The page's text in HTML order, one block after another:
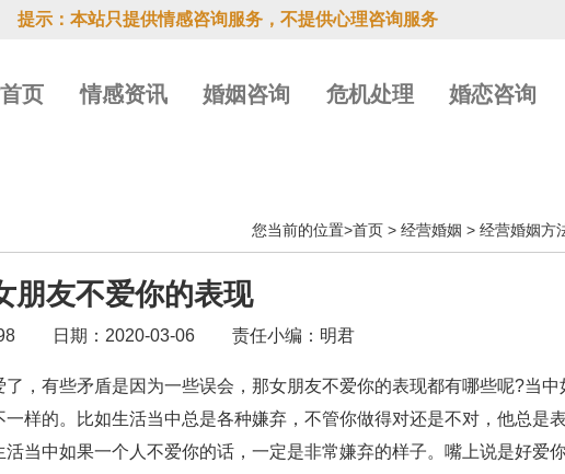
提示：本站只提供情感咨询服务，不提供心理咨询服务
页 情感资讯 婚姻咨询 危机处理 婚恋咨询
您当前的位置>首页 > 经营婚姻 > 经营婚姻方
朋友不爱你的表现
日期：2020-03-06 责任小编：明君
，有些矛盾是因为一些误会，那女朋友不爱你的表现都有哪些呢?当中
样的。比如生活当中总是各种嫌弃，不管你做得对还是不对，他总是
当中如果一个人不爱你的话，一定是非常嫌弃的样子。嘴上说是好爱